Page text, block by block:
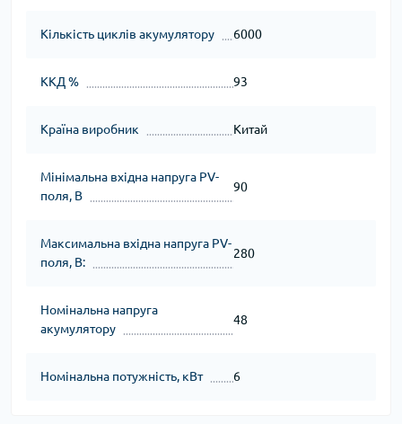
Кількість циклів акумулятору 6000
ККД % 93
Країна виробник Китай
Мінімальна вхідна напруга PV-
поля, В
90
Максимальна вхідна напруга PV-
поля, В:
280
Номінальна напруга
акумулятору
48
Номінальна потужність, кВт 6